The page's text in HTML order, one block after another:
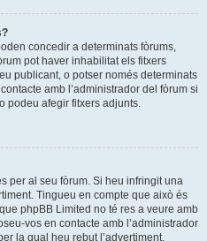
concedir a determinats fòrums,
pot haver inhabilitat els fitxers
publicant, o potser només determinats
amb l’administrador del fòrum si
podeu afegir fitxers adjunts.
per al seu fòrum. Si heu infringit una
Tingueu en compte que això és
phpBB Limited no té res a veure amb
vos en contacte amb l’administrador
la qual heu rebut l’advertiment.